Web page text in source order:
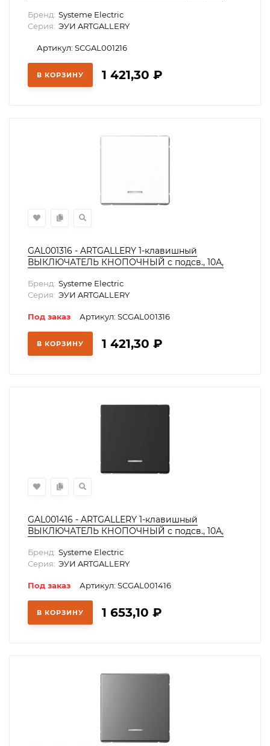
Бренд: Systeme Electric
Серия: ЭУИ ARTGALLERY
Артикул: SCGAL001216
В КОРЗИНУ 1 421,30 ₽
GAL001316 - ARTGALLERY 1-клавишный
ВЫКЛЮЧАТЕЛЬ КНОПОЧНЫЙ с подсв., 10А,
Бренд: Systeme Electric
Серия: ЭУИ ARTGALLERY
Под заказ Артикул: SCGAL001316
В КОРЗИНУ 1 421,30 ₽
GAL001416 - ARTGALLERY 1-клавишный
ВЫКЛЮЧАТЕЛЬ КНОПОЧНЫЙ с подсв., 10А,
Бренд: Systeme Electric
Серия: ЭУИ ARTGALLERY
Под заказ Артикул: SCGAL001416
В КОРЗИНУ 1 653,10 ₽